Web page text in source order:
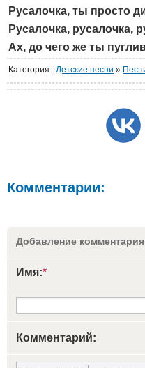
Русалочка, ты просто
Русалочка, русалочка,
Ах, до чего же ты
Категория : Детские песни »
Комментарии:
Добавление комментария
Имя:*
Комментарий: